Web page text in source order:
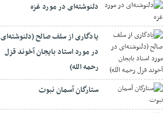
دلنوشته‌ای در مورد غزه
یادگاری از سلف صالح (دلنوشته‌ای
در مورد استاد بایجان آخوند قزل
رحمه الله)
ستارگان آسمان نبوت